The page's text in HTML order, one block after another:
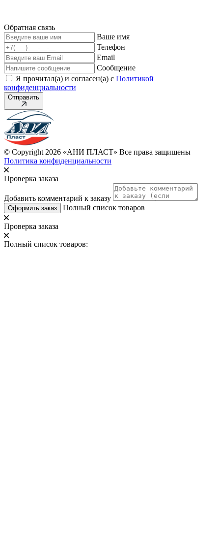
Обратная связь
Ваше имя
Телефон
Email
Сообщение
Я прочитал(а) и согласен(а) с Политикой
конфиденциальности
Отправить
© Copyright 2026 «АНИ ПЛАСТ» Все права защищены
Политика конфиденциальности
Проверка заказа
Добавить комментарий к заказу
Оформить заказ Полный список товаров
Проверка заказа
Полный список товаров: